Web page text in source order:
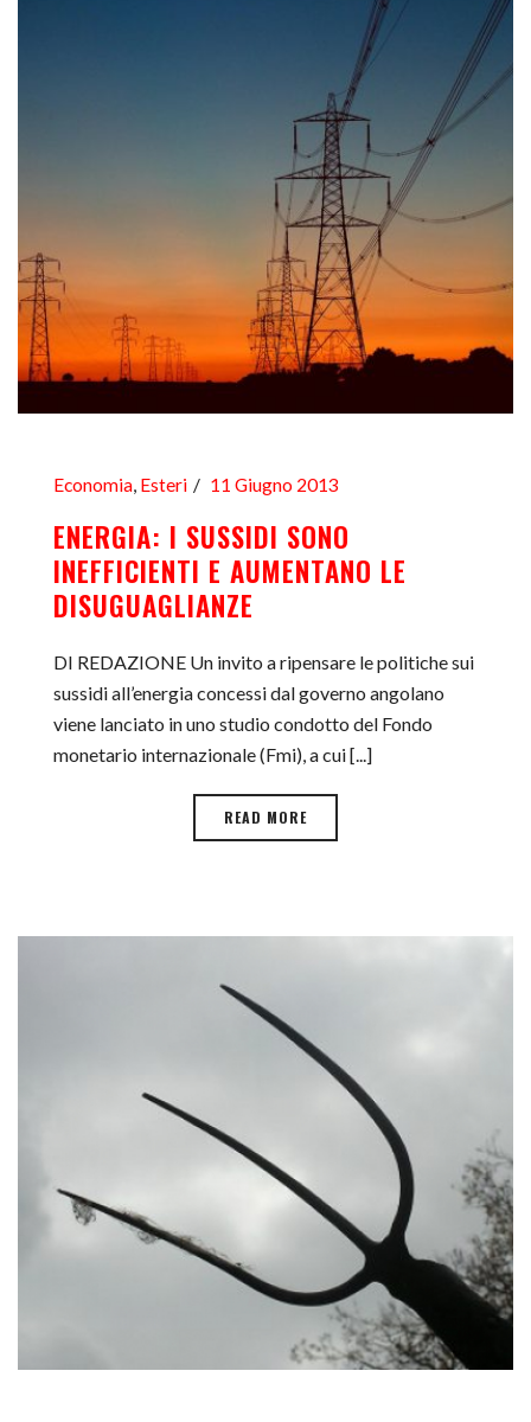
Economia, Esteri 11 Giugno 2013
ENERGIA: I SUSSIDI SONO
INEFFICIENTI E AUMENTANO LE
DISUGUAGLIANZE
DI REDAZIONE Un invito a ripensare le politiche sui
sussidi all’energia concessi dal governo angolano
viene lanciato in uno studio condotto del Fondo
monetario internazionale (Fmi), a cui [...]
READ MORE